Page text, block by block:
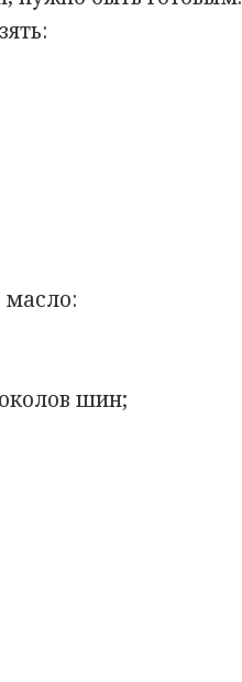
масло:
шин;